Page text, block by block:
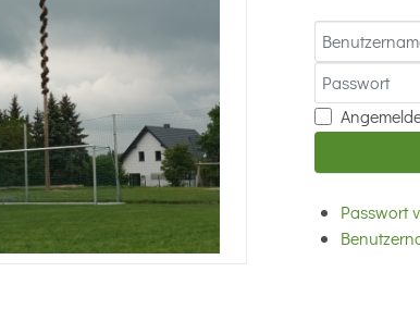
Benutzername
Passwort
Passwort